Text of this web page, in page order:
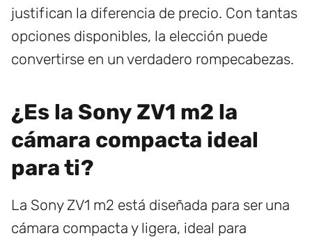
justifican la diferencia de precio. Con tantas
opciones disponibles, la elección puede
convertirse en un verdadero rompecabezas.
¿Es la Sony ZV1 m2 la
cámara compacta ideal
para ti?
La Sony ZV1 m2 está diseñada para ser una
cámara compacta y ligera, ideal para